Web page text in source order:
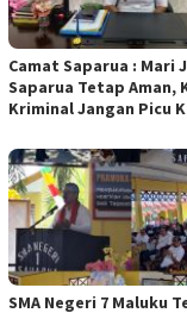
Camat Saparua : Mari
Saparua Tetap Aman,
Kriminal Jangan Picu
SMA Negeri 7 Maluku